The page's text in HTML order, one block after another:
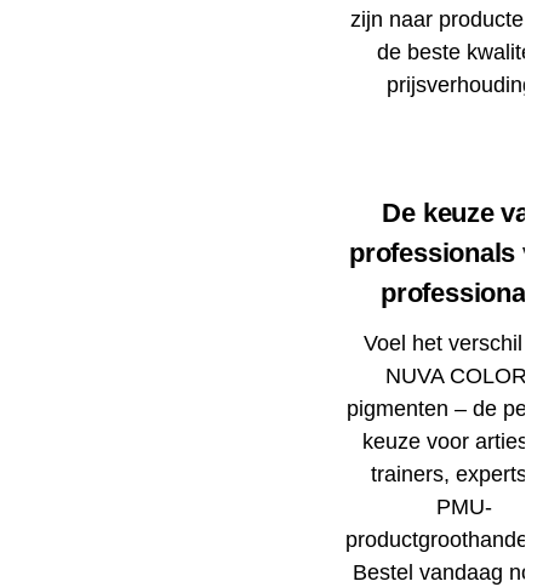
zijn naar producten
de beste
prijsverhouding.
De keuze
professionals
Voel het verschil
NUVA COLORS
pigmenten – de
keuze voor
trainers, experts
PMU-
Bestel vandaag